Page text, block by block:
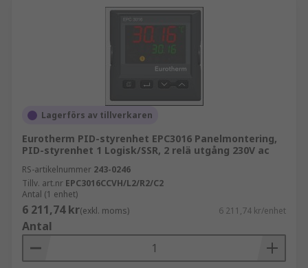
Lagerförs av tillverkaren
Eurotherm PID-styrenhet EPC3016 Panelmontering,
PID-styrenhet 1 Logisk/SSR, 2 relä utgång 230V ac
RS-artikelnummer 243-0246
Tillv. art.nr EPC3016CCVH/L2/R2/C2
Antal (1 enhet)
6 211,74 kr(exkl. moms) 6 211,74 kr/enhet
Antal